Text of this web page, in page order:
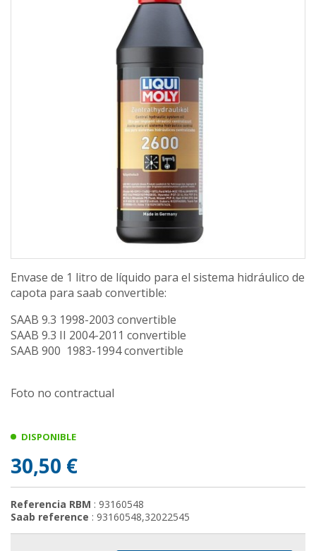
Envase de 1 litro de líquido para el sistema hidráulico de
capota para saab convertible:
SAAB 9.3 1998-2003 convertible
SAAB 9.3 II 2004-2011 convertible
SAAB 900 1983-1994 convertible
Foto no contractual
DISPONIBLE
30,50 €
Referencia RBM : 93160548
Saab reference : 93160548,32022545